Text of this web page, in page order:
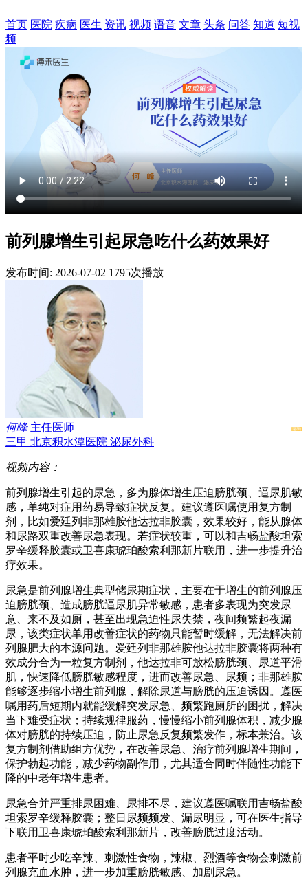
首页 医院 疾病 医生 资讯 视频 语音 文章 头条 问答 知道 短视
频
前列腺增生引起尿急吃什么药效果好
发布时间: 2026-07-02 1795次播放
何峰 主任医师 咨询
三甲 北京积水潭医院 泌尿外科
视频内容：
前列腺增生引起的尿急，多为腺体增生压迫膀胱颈、逼尿肌敏
感，单纯对症用药易导致症状反复。建议遵医嘱使用复方制
剂，比如爱廷列非那雄胺他达拉非胶囊，效果较好，能从腺体
和尿路双重改善尿急表现。若症状较重，可以和吉畅盐酸坦索
罗辛缓释胶囊或卫喜康琥珀酸索利那新片联用，进一步提升治
疗效果。
尿急是前列腺增生典型储尿期症状，主要在于增生的前列腺压
迫膀胱颈、造成膀胱逼尿肌异常敏感，患者多表现为突发尿
意、来不及如厕，甚至出现急迫性尿失禁，夜间频繁起夜漏
尿，该类症状单用改善症状的药物只能暂时缓解，无法解决前
列腺肥大的本源问题。爱廷列非那雄胺他达拉非胶囊将两种有
效成分合为一粒复方制剂，他达拉非可放松膀胱颈、尿道平滑
肌，快速降低膀胱敏感程度，进而改善尿急、尿频；非那雄胺
能够逐步缩小增生前列腺，解除尿道与膀胱的压迫诱因。遵医
嘱用药后短期内就能缓解突发尿急、频繁跑厕所的困扰，解决
当下难受症状；持续规律服药，慢慢缩小前列腺体积，减少腺
体对膀胱的持续压迫，防止尿急反复频繁发作，标本兼治。该
复方制剂借助组方优势，在改善尿急、治疗前列腺增生期间，
保护勃起功能，减少药物副作用，尤其适合同时伴随性功能下
降的中老年增生患者。
尿急合并严重排尿困难、尿排不尽，建议遵医嘱联用吉畅盐酸
坦索罗辛缓释胶囊；整日尿频频发、漏尿明显，可在医生指导
下联用卫喜康琥珀酸索利那新片，改善膀胱过度活动。
患者平时少吃辛辣、刺激性食物，辣椒、烈酒等食物会刺激前
列腺充血水肿，进一步加重膀胱敏感、加剧尿急。